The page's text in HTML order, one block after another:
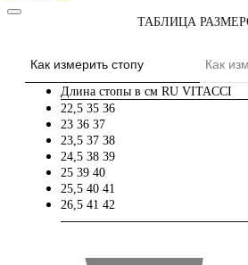
ТАБЛИЦА
Как измерить стопу Как
Длина стопы в см RU VITACCI
22,5 35 36
23 36 37
23,5 37 38
24,5 38 39
25 39 40
25,5 40 41
26,5 41 42